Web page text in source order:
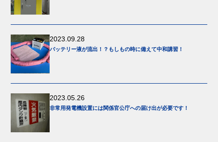
2023.09.28
バッテリー液が流出！？もしもの時に備えて中和講習！
2023.05.26
非常用発電機設置には関係官公庁への届け出が必要です！